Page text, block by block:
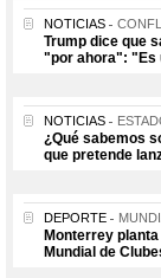
NOTICIAS
Trump dice que
"por ahora": "Es
NOTICIAS
¿Qué sabemos
que pretende
DEPORTE
Monterrey
Mundial de